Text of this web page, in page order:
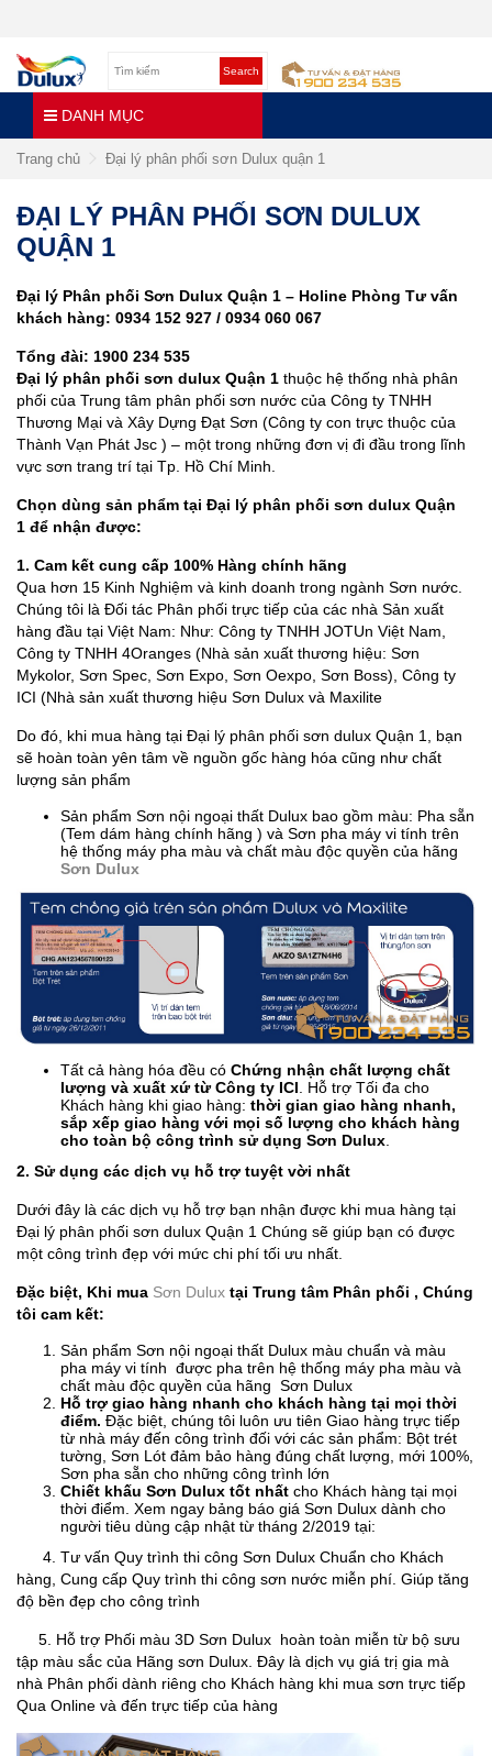
Search
DANH MỤC
Trang chủ Đại lý phân phối sơn Dulux quận 1
ĐẠI LÝ PHÂN PHỐI SƠN DULUX
QUẬN 1
Đại lý Phân phối Sơn Dulux Quận 1 – Holine Phòng Tư vấn
khách hàng: 0934 152 927 / 0934 060 067
Tổng đài: 1900 234 535
Đại lý phân phối sơn dulux Quận 1 thuộc hệ thống nhà phân
phối của Trung tâm phân phối sơn nước của Công ty TNHH
Thương Mại và Xây Dựng Đạt Sơn (Công ty con trực thuộc của
Thành Vạn Phát Jsc ) – một trong những đơn vị đi đầu trong lĩnh
vực sơn trang trí tại Tp. Hồ Chí Minh.
Chọn dùng sản phẩm tại Đại lý phân phối sơn dulux Quận
1 để nhận được:
1. Cam kết cung cấp 100% Hàng chính hãng
Qua hơn 15 Kinh Nghiệm và kinh doanh trong ngành Sơn nước.
Chúng tôi là Đối tác Phân phối trực tiếp của các nhà Sản xuất
hàng đầu tại Việt Nam: Như: Công ty TNHH JOTUn Việt Nam,
Công ty TNHH 4Oranges (Nhà sản xuất thương hiệu: Sơn
Mykolor, Sơn Spec, Sơn Expo, Sơn Oexpo, Sơn Boss), Công ty
ICI (Nhà sản xuất thương hiệu Sơn Dulux và Maxilite
Do đó, khi mua hàng tại Đại lý phân phối sơn dulux Quận 1, bạn
sẽ hoàn toàn yên tâm về nguồn gốc hàng hóa cũng như chất
lượng sản phẩm
Sản phẩm Sơn nội ngoại thất Dulux bao gồm màu: Pha sẵn
(Tem dám hàng chính hãng ) và Sơn pha máy vi tính trên
hệ thống máy pha màu và chất màu độc quyền của hãng
Sơn Dulux
Tất cả hàng hóa đều có Chứng nhận chất lượng chất
lượng và xuất xứ từ Công ty ICI. Hỗ trợ Tối đa cho
Khách hàng khi giao hàng: thời gian giao hàng nhanh,
sắp xếp giao hàng với mọi số lượng cho khách hàng
cho toàn bộ công trình sử dụng Sơn Dulux.
2. Sử dụng các dịch vụ hỗ trợ tuyệt vời nhất
Dưới đây là các dịch vụ hỗ trợ bạn nhận được khi mua hàng tại
Đại lý phân phối sơn dulux Quận 1 Chúng sẽ giúp bạn có được
một công trình đẹp với mức chi phí tối ưu nhất.
Đặc biệt, Khi mua Sơn Dulux tại Trung tâm Phân phối , Chúng
tôi cam kết:
Sản phẩm Sơn nội ngoại thất Dulux màu chuẩn và màu
pha máy vi tính được pha trên hệ thống máy pha màu và
chất màu độc quyền của hãng Sơn Dulux
Hỗ trợ giao hàng nhanh cho khách hàng tại mọi thời
điểm. Đặc biệt, chúng tôi luôn ưu tiên Giao hàng trực tiếp
từ nhà máy đến công trình đối với các sản phẩm: Bột trét
tường, Sơn Lót đảm bảo hàng đúng chất lượng, mới 100%,
Sơn pha sẵn cho những công trình lớn
Chiết khấu Sơn Dulux tốt nhất cho Khách hàng tại mọi
thời điểm. Xem ngay bảng báo giá Sơn Dulux dành cho
người tiêu dùng cập nhật từ tháng 2/2019 tại:
4. Tư vấn Quy trình thi công Sơn Dulux Chuẩn cho Khách
hàng, Cung cấp Quy trình thi công sơn nước miễn phí. Giúp tăng
độ bền đẹp cho công trình
5. Hỗ trợ Phối màu 3D Sơn Dulux hoàn toàn miễn từ bộ sưu
tập màu sắc của Hãng sơn Dulux. Đây là dịch vụ giá trị gia mà
nhà Phân phối dành riêng cho Khách hàng khi mua sơn trực tiếp
Qua Online và đến trực tiếp của hàng